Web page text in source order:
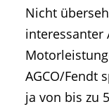
Nicht
interessanter
AGCO/Fendt
ja von bis zu